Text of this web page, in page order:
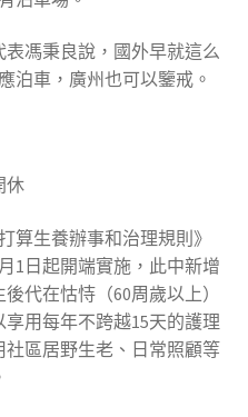
馮秉良說，國外早就這么
泊車，廣州也可以鑒戒。
休
算生養辦事和治理規則》
1日起開端實施，此中新增
代在怙恃（60周歲以上）
用每年不跨越15天的護理
區居野生老、日常照顧等